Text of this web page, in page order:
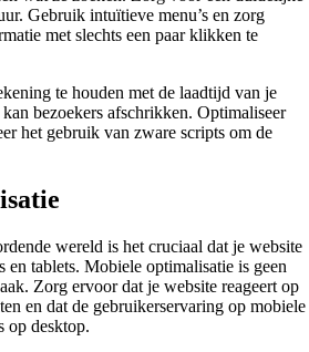
Gebruik intuïtieve menu’s en zorg
met slechts een paar klikken te
te houden met de laadtijd van je
bezoekers afschrikken. Optimaliseer
het gebruik van zware scripts om de
wereld is het cruciaal dat je website
en tablets. Mobiele optimalisatie is geen
Zorg ervoor dat je website reageert op
en dat de gebruikerservaring op mobiele
op desktop.